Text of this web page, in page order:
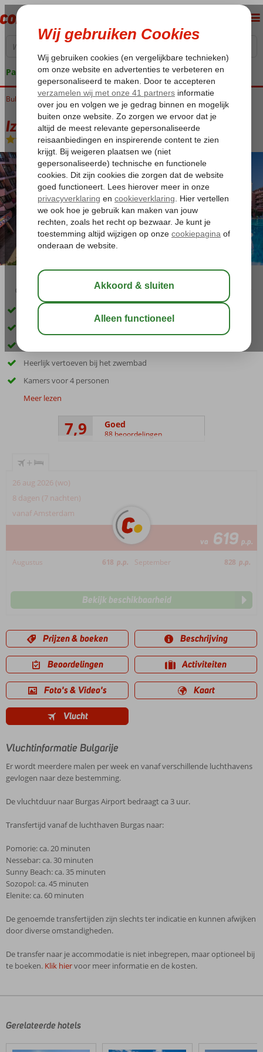
Pakketgarantie
Home
Bulgarije Zwarte Zee Sunny Beach Izola Paradise
Izola Paradise
All Inclusive- Hotel
03:00 aug 29°C
Scherp geprijsd All Inclusive hotel
Centrum op loopafstand
Heerlijk vertoeven bij het zwembad
Kamers voor 4 personen
Meer lezen
7,9 Goed
88 beoordelingen
+
26 aug 2026 (wo)
8 dagen (7 nachten)
vanaf Amsterdam
va 619 p.p.
Augustus 618 p.p. September 828 p.p.
Bekijk beschikbaarheid
Prijzen & boeken Beschrijving
Beoordelingen Activiteiten
Foto's & Video's Kaart
Vlucht
Vluchtinformatie Bulgarije
Er wordt meerdere malen per week en vanaf verschillende luchthavens
gevlogen naar deze bestemming.
De vluchtduur naar Burgas Airport bedraagt ca 3 uur.
Transfertijd vanaf de luchthaven Burgas naar:
Pomorie: ca. 20 minuten
Nessebar: ca. 30 minuten
Sunny Beach: ca. 35 minuten
Sozopol: ca. 45 minuten
Elenite: ca. 60 minuten
De genoemde transfertijden zijn slechts ter indicatie en kunnen afwijken
door diverse omstandigheden.
De transfer naar je accommodatie is niet inbegrepen, maar optioneel bij
te boeken. Klik hiervoor meer informatie en de kosten.
door
klanten
Gerelateerde hotels